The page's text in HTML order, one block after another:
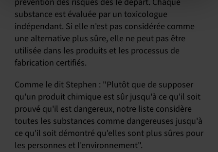
substance est évaluée par un toxicologue
indépendant. Si elle n'est pas considérée comme
une alternative plus sûre, elle ne peut pas être
utilisée dans les produits et les processus de
fabrication certifiés.
Comme le dit Stephen : "Plutôt que de supposer
qu'un produit chimique est sûr jusqu'à ce qu'il soit
prouvé qu'il est dangereux, notre liste considère
toutes les substances comme dangereuses jusqu'à
ce qu'il soit démontré qu'elles sont plus sûres pour
les personnes et l'environnement".